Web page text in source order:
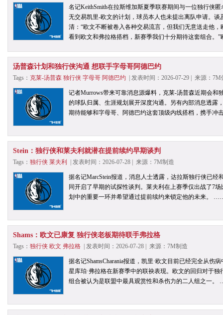
名记KeithSmith在拉斯维加斯夏季联赛期间与一位独行侠
无交易凯里-欧文的计划，球员本人也未提出离队申请。
清：“欧文不断被卷入各种交易流言，但我们无意送走他
看到欧文和弗拉格搭档，新赛季我们十分期待这套组合
汤普森计划和独行侠沟通 想联手字母哥阿德巴约
Tags： 克莱-汤普森 独行侠 字母哥 阿德巴约 | 发表时间：2026-07-29 | 来源：7M
记者Murrows带来可靠消息源爆料，克莱-汤普森近期会和
的球队归属、生涯规划展开深度沟通。另有内部消息透露
期待能够和字母哥、阿德巴约这套顶级内线搭档，携手
Stein：独行侠和莱夫利就潜在提前续约早期谈判
Tags： 独行侠 莱夫利 | 发表时间：2026-07-28 | 来源：7M制造
据名记MarcStein报道，消息人士透露，达拉斯独行侠已经
同开启了早期的试探性谈判。莱夫利在上赛季仅出战了7
划中的重要一环并希望通过提前续约来锁定他的未来。
Shams：欧文已康复 独行侠老板期待联手弗拉格
Tags： 独行侠 欧文 弗拉格 | 发表时间：2026-07-28 | 来源：7M制造
据名记ShamsCharania报道，凯里·欧文目前已经完全从伤
星库珀·弗拉格在新赛季中的联袂表现。欧文的回归对于
组合被认为是联盟中最具观赏性和杀伤力的二人组之一